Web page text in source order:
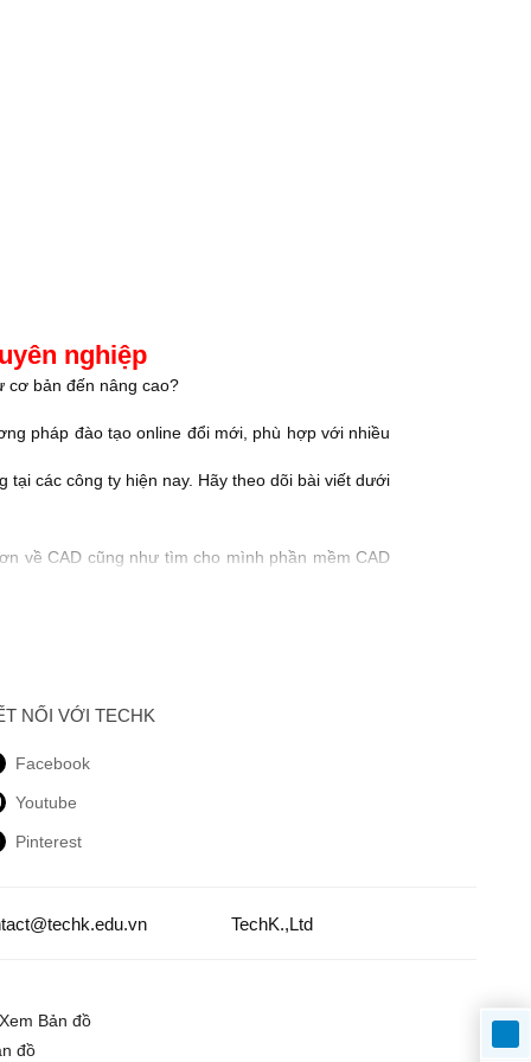
nghiệp
cơ bản đến nâng cao?
pháp đào tạo online đổi mới, phù hợp với nhiều
tại các công ty hiện nay. Hãy theo dõi bài viết dưới
về CAD cũng như tìm cho mình phần mềm CAD
NỐI VỚI TECHK
Facebook
Youtube
Pinterest
TechK.,Ltd
Xem Bản đồ
đồ